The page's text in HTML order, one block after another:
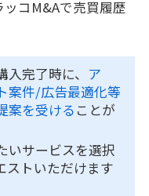
ッコM&Aで売買履歴
入完了時に、 ア
案件/広告最適化等
案を受ける ことが
いサービスを選択
ストいただけます